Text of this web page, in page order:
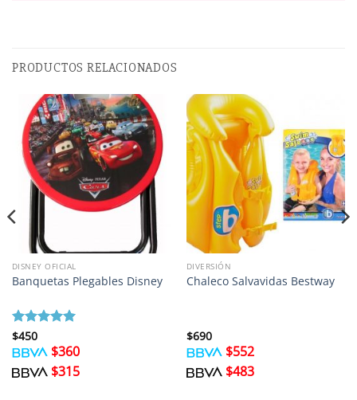
PRODUCTOS RELACIONADOS
DISNEY OFICIAL
Banquetas Plegables Disney
Valorado
con5de 5
$450
$360
$315
DIVERSIÓN
Chaleco Salvavidas Bestway
$690
$552
$483